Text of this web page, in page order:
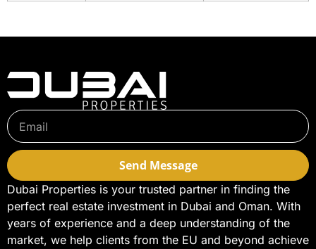
Send Message
Dubai Properties is your trusted partner in finding the
perfect real estate investment in Dubai and Oman. With
years of experience and a deep understanding of the
market, we help clients from the EU and beyond achieve